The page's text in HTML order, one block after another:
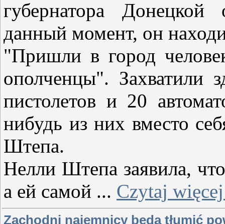
губернатора
данный момент, он
"Пришли в город
ополченцы". Захватили
пистолетов и 20
нибудь из них вместо
Штепа.
Нелли Штепа заявила,
а ей самой ... Czytaj
Zachodni najemnicy będą tłumić